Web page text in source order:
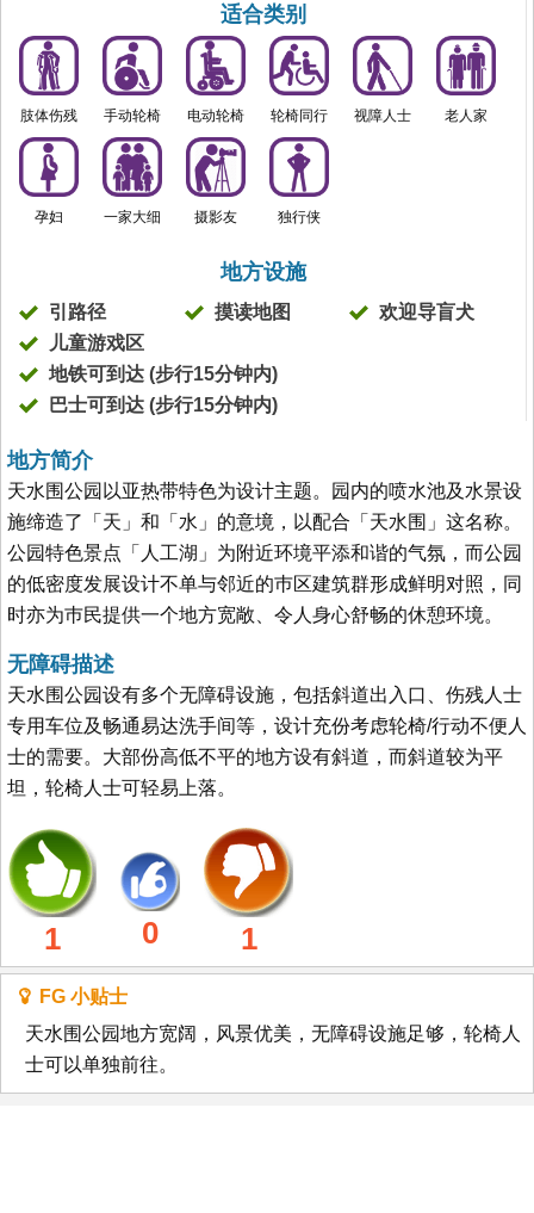
适合类别
肢体伤残 手动轮椅 电动轮椅 轮椅同行 视障人士 老人家
孕妇 一家大细 摄影友 独行侠
地方设施
引路径 摸读地图
欢迎导盲犬
儿童游戏区
地铁可到达 (步行15分钟内)
巴士可到达 (步行15分钟内)
地方简介
天水围公园以亚热带特色为设计主题。园内的喷水池及水景设
施缔造了「天」和「水」的意境，以配合「天水围」这名称。
公园特色景点「人工湖」为附近环境平添和谐的气氛，而公园
的低密度发展设计不单与邻近的巿区建筑群形成鲜明对照，同
时亦为巿民提供一个地方宽敞、令人身心舒畅的休憩环境。
无障碍描述
天水围公园设有多个无障碍设施，包括斜道出入口、伤残人士
专用车位及畅通易达洗手间等，设计充份考虑轮椅/行动不便人
士的需要。大部份高低不平的地方设有斜道，而斜道较为平
坦，轮椅人士可轻易上落。
1 0 1
FG 小贴士
天水围公园地方宽阔，风景优美，无障碍设施足够，轮椅人
士可以单独前往。